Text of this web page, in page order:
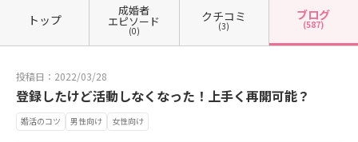
トップ
成婚者
エピソード
(0)
クチコミ
(3)
ブログ
(587)
投稿日：2022/03/28
登録したけど活動しなくなった！上手く再開可能？
婚活のコツ 男性向け 女性向け